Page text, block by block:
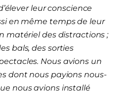
leur conscience
en même temps de leur
matériel des distractions ;
bals, des sorties
Nous avions un
dont nous payions nous-
nous avions installé